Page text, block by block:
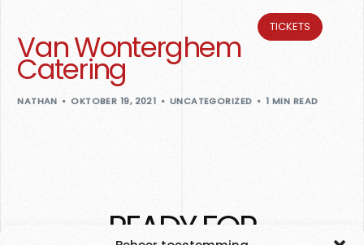
TICKETS
Van Wonterghem
Catering
NATHAN OKTOBER 19, 2021 UNCATEGORIZED 1 MIN READ
READY FOR